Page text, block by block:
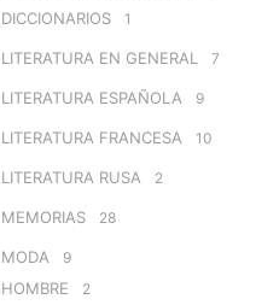
DICCIONARIOS 1
LITERATURA EN GENERAL 7
LITERATURA ESPAÑOLA 9
LITERATURA FRANCESA 10
LITERATURA RUSA 2
MEMORIAS 28
MODA 9
HOMBRE 2